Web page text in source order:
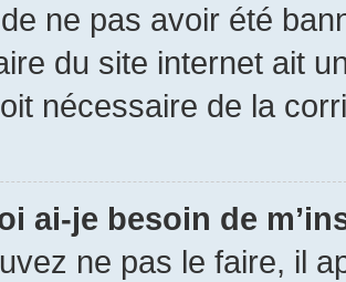
ne pas avoir été
du site internet ait
nécessaire de la
ai-je besoin de
ne pas le faire, il